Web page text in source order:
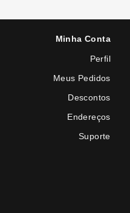
Minha Conta
Perfil
Meus Pedidos
Descontos
Endereços
Suporte